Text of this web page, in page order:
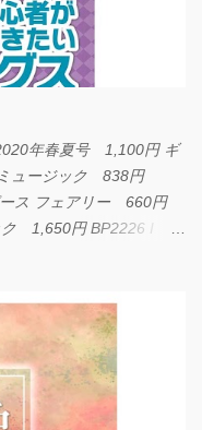
年春夏号 1,100円 ギ
ュージック 838円
ス フェアリー 660円
ク 1,650円 BP2226 I